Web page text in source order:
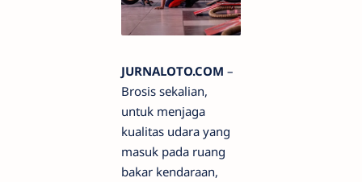
JURNALOTO.COM –
Brosis sekalian,
untuk menjaga
kualitas udara yang
masuk pada ruang
bakar kendaraan,